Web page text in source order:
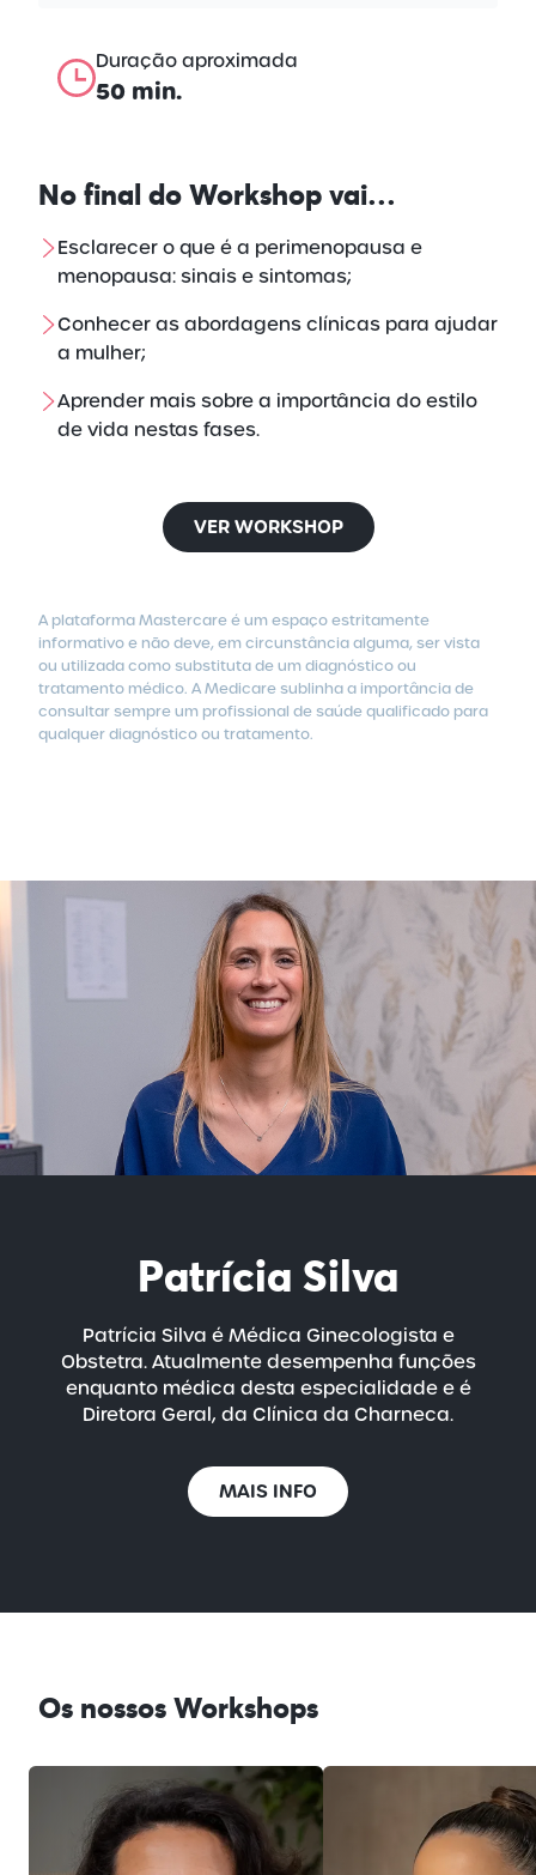
Duração aproximada
50 min.
No final doWorkshop vai…
Esclarecer o que é a perimenopausa e
menopausa: sinais e sintomas;
Conhecer as abordagens clínicas para ajudar
a mulher;
Aprender mais sobre a importância do estilo
de vida nestas fases.
VER WORKSHOP
A plataforma Mastercare é um espaço estritamente
informativo e não deve, em circunstância alguma, ser vista
ou utilizada como substituta de um diagnóstico ou
tratamento médico. A Medicare sublinha a importância de
consultar sempre um profissional de saúde qualificado para
qualquer diagnóstico ou tratamento.
Patrícia Silva
Patrícia Silva é Médica Ginecologista e
Obstetra. Atualmente desempenha funções
enquanto médica desta especialidade e é
Diretora Geral, da Clínica da Charneca.
MAIS INFO
Os nossos Workshops